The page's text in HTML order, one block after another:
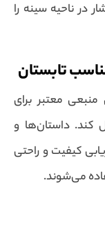
ناحیه سینه را
تابستان
منبعی معتبر برای
کند. داستان‌ها و
کیفیت و راحتی
می‌شوند.